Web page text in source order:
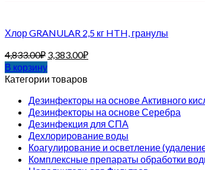
Хлор GRANULAR 2,5 кг HTH, гранулы
4,833.00₽ 3,383.00₽
В корзину
Категории товаров
Дезинфекторы на основе Активного
Дезинфекторы на основе Серебра
Дезинфекция для СПА
Дехлорирование воды
Коагулирование и осветление
Комплексные препараты обработки